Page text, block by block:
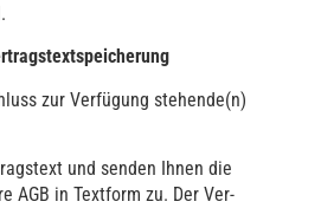
zur Ver­fü­gung stehende(n)
und sen­den Ihnen die
AGB in Text­form zu. Der Ver­